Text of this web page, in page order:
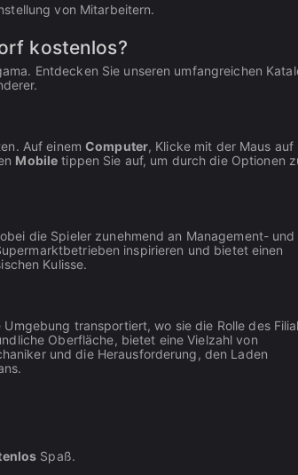
von Mitarbeitern.
kostenlos?
Entdecken Sie unseren umfangreichen
Auf einemComputer, Klicke mit der Maus auf
Mobile tippen Sie auf, um durch die Optionen
die Spieler zunehmend an Management- und
inspirieren und bietet einen
Kulisse.
transportiert, wo sie die Rolle des
Oberfläche, bietet eine Vielzahl von
und die Herausforderung, den Laden
Spaß.